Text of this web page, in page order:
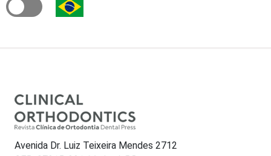
Avenida Dr. Luiz Teixeira Mendes 2712